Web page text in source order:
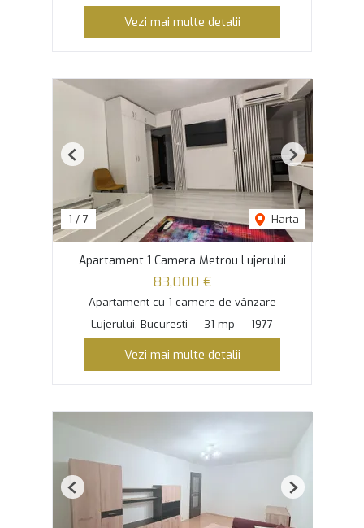
Vezi mai multe detalii
1 / 7 Harta
Previous Next
Apartament 1 Camera Metrou Lujerului
83,000 €
Apartament cu 1 camere de vânzare
Lujerului, Bucuresti
31 mp 1977
Vezi mai multe detalii
Previous Next